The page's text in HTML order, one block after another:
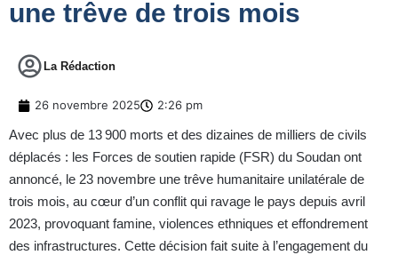
une trêve de trois mois
La Rédaction
26 novembre 2025 2:26 pm
Avec plus de 13 900 morts et des dizaines de milliers de civils
déplacés : les Forces de soutien rapide (FSR) du Soudan ont
annoncé, le 23 novembre une trêve humanitaire unilatérale de
trois mois, au cœur d’un conflit qui ravage le pays depuis avril
2023, provoquant famine, violences ethniques et effondrement
des infrastructures. Cette décision fait suite à l’engagement du